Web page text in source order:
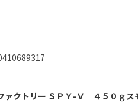
ァクトリー ＳＰＹ-Ｖ ４５０ｇス